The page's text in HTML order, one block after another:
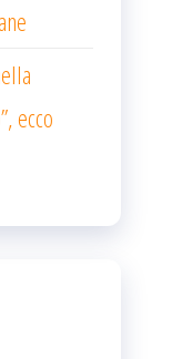
ecco